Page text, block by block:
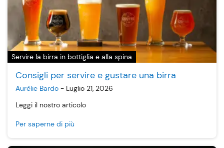
Servire la birra in bottiglia e alla spina
Consigli per servire e gustare una birra
Aurélie Bardo - Luglio 21, 2026
Leggi il nostro articolo
Per saperne di più